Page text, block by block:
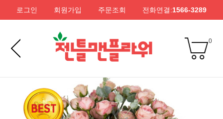
로그인 회원가입 주문조회 전화연결:1566-3289
0